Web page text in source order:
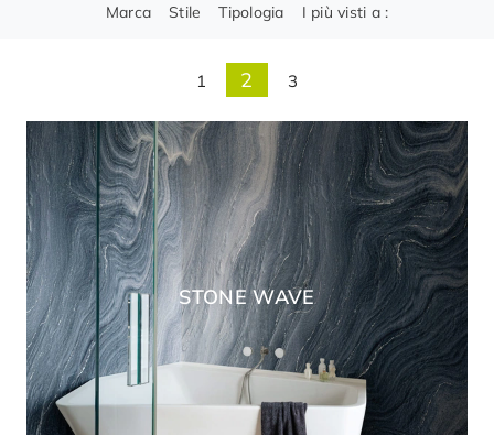
Marca Stile Tipologia I più visti a :
1 2 3
STONE WAVE